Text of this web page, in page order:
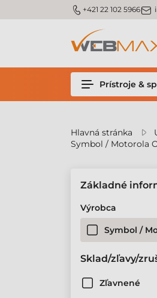
m_phone +421 22 102 5966m_email
Prístroje &
Hlavná stránka
Symbol / Motorola
Základné
Výrobca
Symbol /
Sklad/zľavy/
Zľavnené